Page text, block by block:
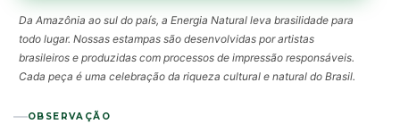
Da Amazônia ao sul do país, a Energia Natural leva brasilidade para
todo lugar. Nossas estampas são desenvolvidas por artistas
brasileiros e produzidas com processos de impressão responsáveis.
Cada peça é uma celebração da riqueza cultural e natural do Brasil.
OBSERVAÇÃO